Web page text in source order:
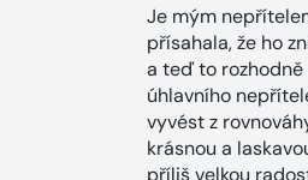
Je mým
přísahala, že ho
a teď to rozhodně
úhlavního
vyvést z
krásnou a
příliš velkou